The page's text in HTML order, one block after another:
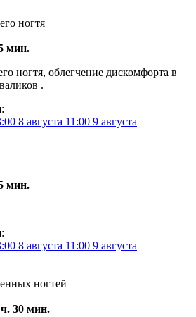
ногтя
мин.
ногтя, облегчение дискомфорта в
.
8 августа 11:00 9 августа
мин.
8 августа 11:00 9 августа
ногтей
30 мин.